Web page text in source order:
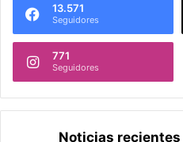
13.571
Seguidores
771
Seguidores
Noticias recientes